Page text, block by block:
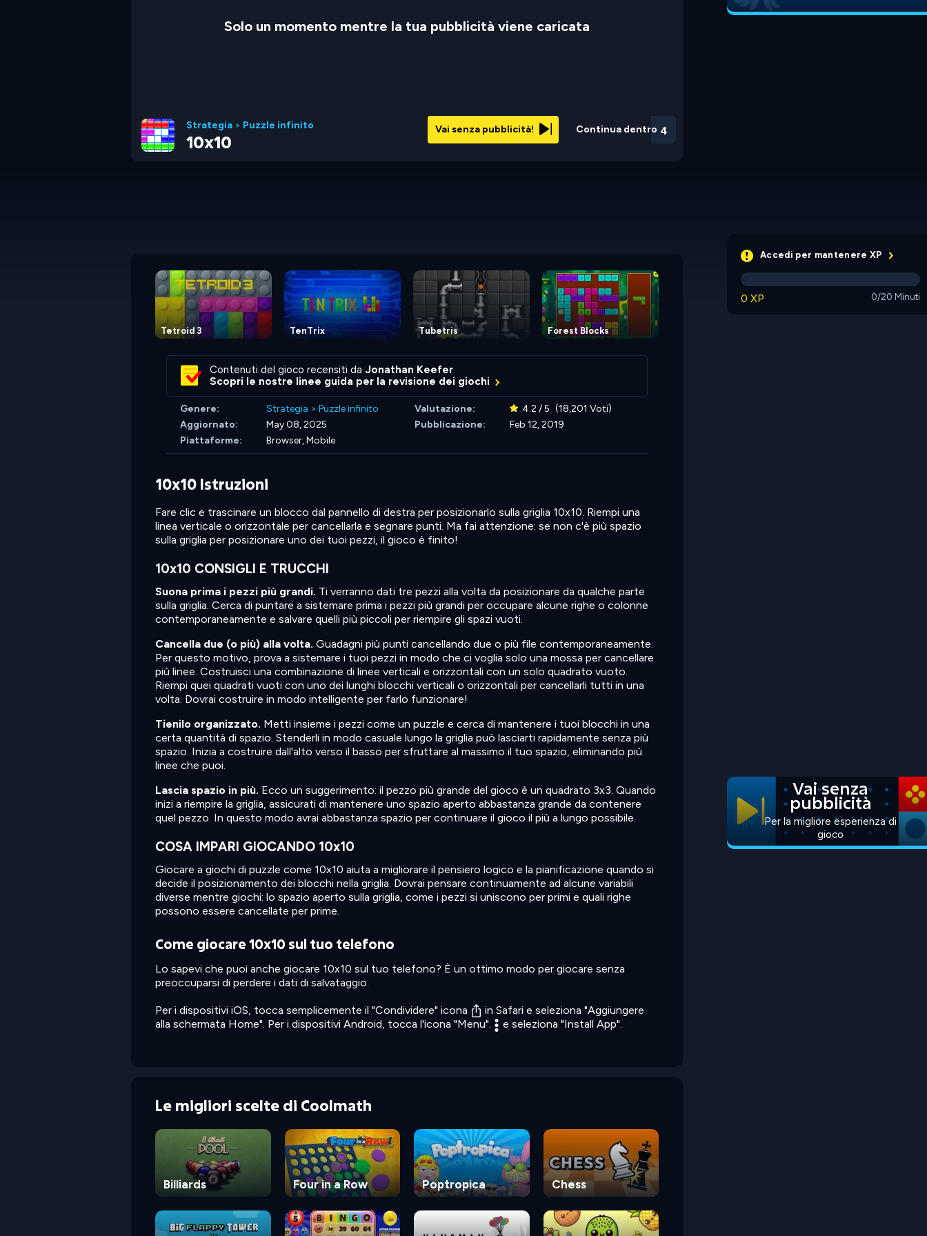
Solo un momento mentre la tua pubblicità viene caricata
Continua dentro 3
Vai senza pubblicità!
Strategia > Puzzle infinito
10x10
Tetroid 3 TenTrix Tubetris Forest Blocks
Contenuti del gioco recensiti da Jonathan Keefer
Scopri le nostre linee guida per la revisione dei giochi
Genere: Strategia > Puzzle infinito Valutazione: 4.2 / 5 (18,201 Voti)
Aggiornato:
May 08, 2025 Pubblicazione:
Feb 12, 2019
Piattaforme:
Browser, Mobile
10x10 Istruzioni
Fare clic e trascinare un blocco dal pannello di destra per posizionarlo sulla griglia 10x10. Riempi una
linea verticale o orizzontale per cancellarla e segnare punti. Ma fai attenzione: se non c'è più spazio
sulla griglia per posizionare uno dei tuoi pezzi, il gioco è finito!
10x10 CONSIGLI E TRUCCHI
Suona prima i pezzi più grandi. Ti verranno dati tre pezzi alla volta da posizionare da qualche parte
sulla griglia. Cerca di puntare a sistemare prima i pezzi più grandi per occupare alcune righe o colonne
contemporaneamente e salvare quelli più piccoli per riempire gli spazi vuoti.
Cancella due (o più) alla volta. Guadagni più punti cancellando due o più file contemporaneamente.
Per questo motivo, prova a sistemare i tuoi pezzi in modo che ci voglia solo una mossa per cancellare
più linee. Costruisci una combinazione di linee verticali e orizzontali con un solo quadrato vuoto.
Riempi quei quadrati vuoti con uno dei lunghi blocchi verticali o orizzontali per cancellarli tutti in una
volta. Dovrai costruire in modo intelligente per farlo funzionare!
Tienilo organizzato. Metti insieme i pezzi come un puzzle e cerca di mantenere i tuoi blocchi in una
certa quantità di spazio. Stenderli in modo casuale lungo la griglia può lasciarti rapidamente senza più
spazio. Inizia a costruire dall'alto verso il basso per sfruttare al massimo il tuo spazio, eliminando più
linee che puoi.
Lascia spazio in più. Ecco un suggerimento: il pezzo più grande del gioco è un quadrato 3x3. Quando
inizi a riempire la griglia, assicurati di mantenere uno spazio aperto abbastanza grande da contenere
quel pezzo. In questo modo avrai abbastanza spazio per continuare il gioco il più a lungo possibile.
COSA IMPARI GIOCANDO 10x10
Giocare a giochi di puzzle come 10x10 aiuta a migliorare il pensiero logico e la pianificazione quando si
decide il posizionamento dei blocchi nella griglia. Dovrai pensare continuamente ad alcune variabili
diverse mentre giochi: lo spazio aperto sulla griglia, come i pezzi si uniscono per primi e quali righe
possono essere cancellate per prime.
Come giocare 10x10 sul tuo telefono
Lo sapevi che puoi anche giocare 10x10 sul tuo telefono? È un ottimo modo per giocare senza
preoccuparsi di perdere i dati di salvataggio.
Per i dispositivi iOS, tocca semplicemente il "Condividere" icona
in Safari e seleziona "Aggiungere
alla schermata Home". Per i dispositivi Android, tocca l'icona "Menu".
e seleziona "Install App".
Le migliori scelte di Coolmath
Billiards Four in a Row Poptropica Chess
Accedi per mantenere XP
0 XP 0/20 Minuti
Vai senza
pubblicità
Per la migliore esperienza di
gioco